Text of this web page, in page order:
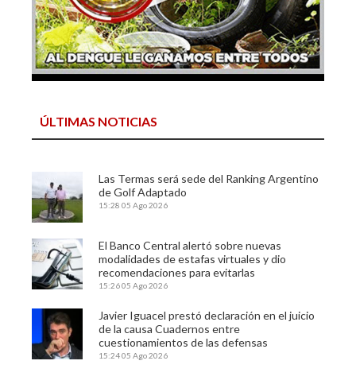
ÚLTIMAS NOTICIAS
Las Termas será sede del Ranking Argentino
de Golf Adaptado
15:28 05 Ago 2026
El Banco Central alertó sobre nuevas
modalidades de estafas virtuales y dio
recomendaciones para evitarlas
15:2605 Ago 2026
Javier Iguacel prestó declaración en el juicio
de la causa Cuadernos entre
cuestionamientos de las defensas
15:2405 Ago 2026